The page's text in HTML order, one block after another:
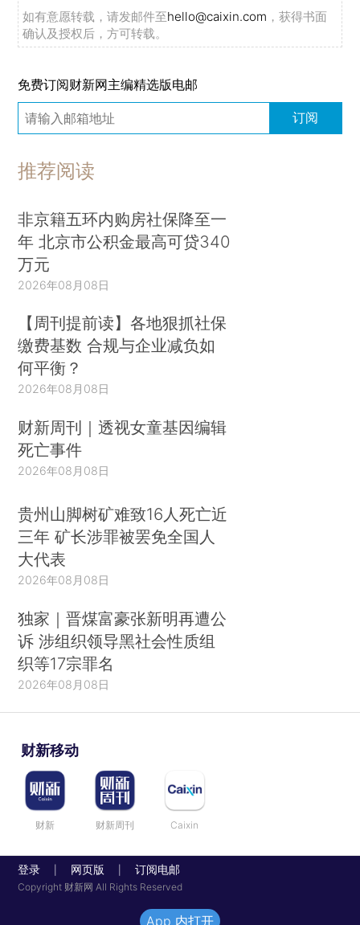
如有意愿转载，请发邮件至hello@caixin.com ，获得书面
确认及授权后，方可转载。
免费订阅财新网主编精选版电邮
订阅
推荐阅读
非京籍五环内购房社保降至一
年 北京市公积金最高可贷340
万元
2026年08月08日
【周刊提前读】各地狠抓社保
缴费基数 合规与企业减负如
何平衡？
2026年08月08日
财新周刊｜透视女童基因编辑
死亡事件
2026年08月08日
贵州山脚树矿难致16人死亡近
三年 矿长涉罪被罢免全国人
大代表
2026年08月08日
独家｜晋煤富豪张新明再遭公
诉 涉组织领导黑社会性质组
织等17宗罪名
2026年08月08日
财新移动
财新 财新周刊 Caixin
登录 网页版 订阅电邮
Copyright 财新网 All Rights Reserved
App 内打开